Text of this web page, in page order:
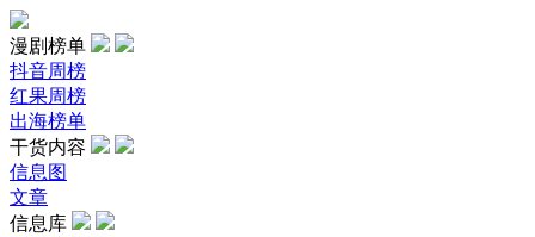
漫剧榜单
抖音周榜
红果周榜
出海榜单
干货内容
信息图
文章
信息库